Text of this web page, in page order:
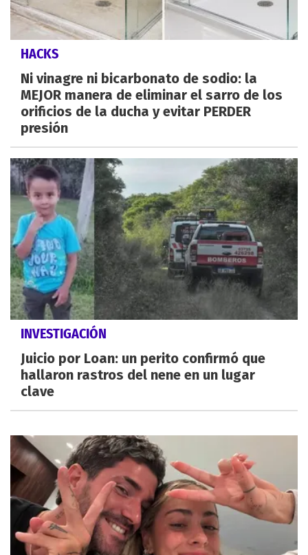
HACKS
Ni vinagre ni bicarbonato de sodio: la
MEJOR manera de eliminar el sarro de los
orificios de la ducha y evitar PERDER
presión
INVESTIGACIÓN
Juicio por Loan: un perito confirmó que
hallaron rastros del nene en un lugar
clave